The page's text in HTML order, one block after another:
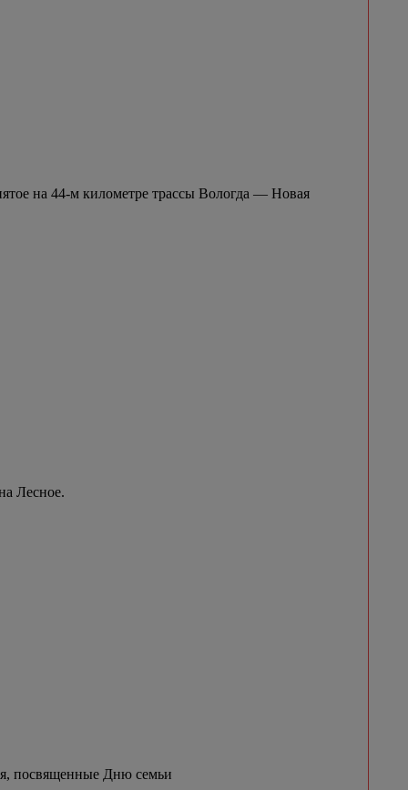
на 44-м километре трассы Вологда — Новая
Лесное.
посвященные Дню семьи